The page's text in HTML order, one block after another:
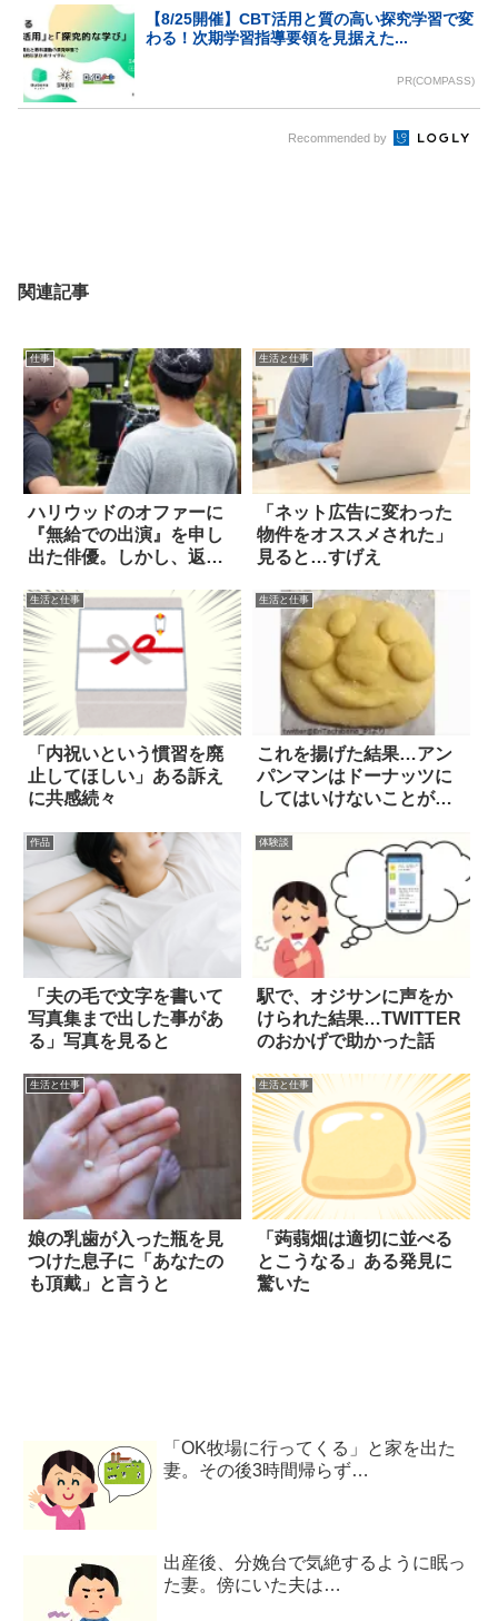
【8/25開催】CBT活用と質の高い探究学習で変
わる！次期学習指導要領を見据えた...
PR(COMPASS)
Recommended by
関連記事
仕事
ハリウッドのオファーに
『無給での出演』を申し
出た俳優。しかし、返っ
生活と仕事
「ネット広告に変わった
物件をオススメされた」
見ると…すげえ
生活と仕事
「内祝いという慣習を廃
止してほしい」ある訴え
に共感続々
生活と仕事
これを揚げた結果…アン
パンマンはドーナッツに
してはいけないことが判
作品
「夫の毛で文字を書いて
写真集まで出した事があ
る」写真を見ると
体験談
駅で、オジサンに声をか
けられた結果…TWITTER
のおかげで助かった話
生活と仕事
娘の乳歯が入った瓶を見
つけた息子に「あなたの
も頂戴」と言うと
生活と仕事
「蒟蒻畑は適切に並べる
とこうなる」ある発見に
驚いた
「OK牧場に行ってくる」と家を出た
妻。その後3時間帰らず…
出産後、分娩台で気絶するように眠っ
た妻。傍にいた夫は…